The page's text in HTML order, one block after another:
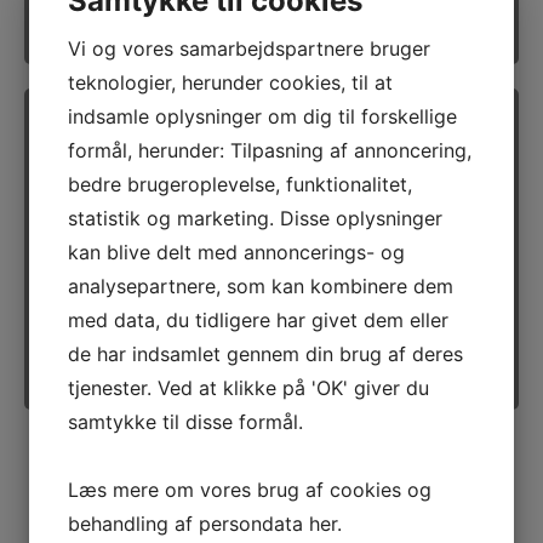
Jonas Rosengaard
Tekniker/Medejer
Tlf.:22 91 01 98
E-mail:jj@maskinplus.dk
Virksomhedsoplysninger for Maskinplus.dk ApS
CVR-nr.: 67531515
Vi og vores samarbejdspartnere bruger
teknologier, herunder cookies, til at
indsamle oplysninger om dig til forskellige
formål, herunder: Tilpasning af annoncering,
bedre brugeroplevelse, funktionalitet,
statistik og marketing. Disse oplysninger
kan blive delt med annoncerings- og
analysepartnere, som kan kombinere dem
med data, du tidligere har givet dem eller
de har indsamlet gennem din brug af deres
tjenester. Ved at klikke på 'OK' giver du
samtykke til disse formål.
Læs mere om vores brug af cookies og
behandling af persondata her.